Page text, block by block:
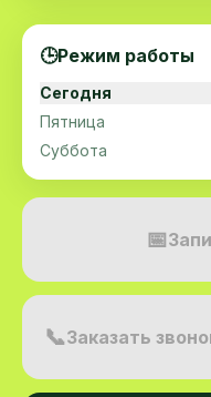
🕒Режим работы
Сегодня
Пятница
Суббота
📅
📞Заказать